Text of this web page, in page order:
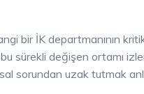
bir İK departmanının
sürekli değişen ortamı
sorundan uzak tutmak